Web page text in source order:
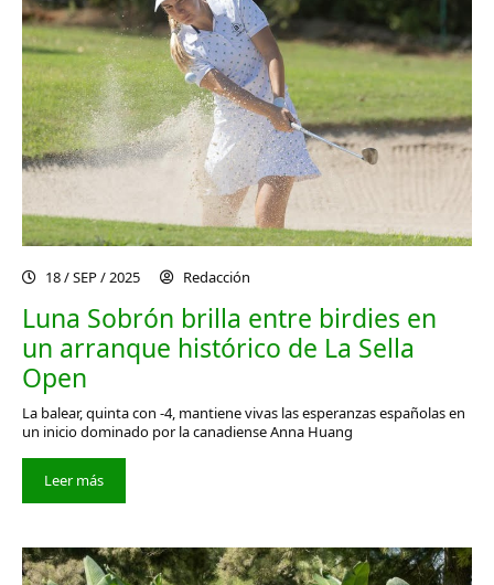
18 / SEP / 2025 Redacción
Luna Sobrón brilla entre birdies en
un arranque histórico de La Sella
Open
La balear, quinta con -4, mantiene vivas las esperanzas españolas en
un inicio dominado por la canadiense Anna Huang
Leer más